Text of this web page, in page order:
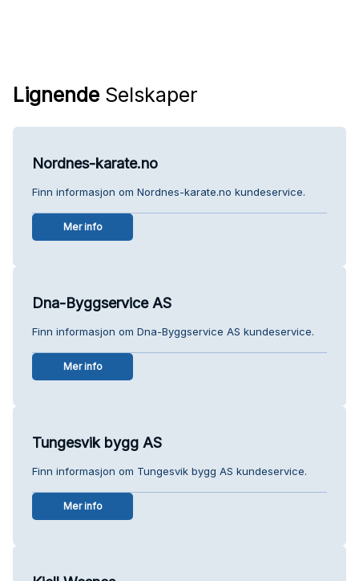
Lignende Selskaper
Nordnes-karate.no
Finn informasjon om Nordnes-karate.no kundeservice.
Mer info
Dna-Byggservice AS
Finn informasjon om Dna-Byggservice AS kundeservice.
Mer info
Tungesvik bygg AS
Finn informasjon om Tungesvik bygg AS kundeservice.
Mer info